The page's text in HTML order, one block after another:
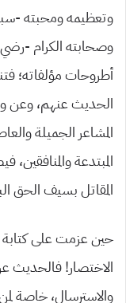
وتعظيمه ومحبته -
وصحابته الكرام -رضي
أطروحات مؤلفاته؛
الحديث عنهم، وعن
المشاعر الجميلة
المبتدعة
المقاتل بسيف الحق
حين عزمت على كتابة
الاختصار! فالحديث
والاسترسال، خاصة